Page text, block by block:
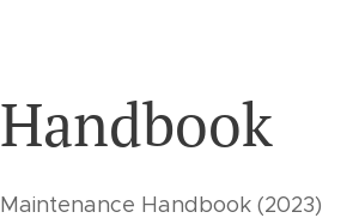
Handbook
Maintenance Handbook (2023)